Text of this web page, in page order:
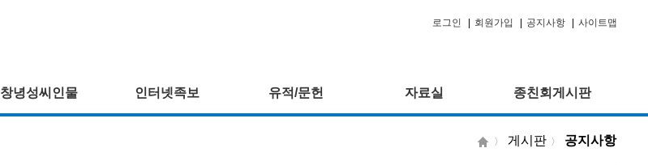
로그인 회원가입 공지사항 사이트맵
창녕성씨인물 인터넷족보 유적/문헌 자료실 종친회게시판
〉 게시판 〉 공지사항